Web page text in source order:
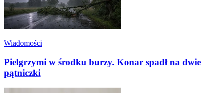
Wiadomości
Pielgrzymi w środku burzy. Konar spadł na dwie
pątniczki